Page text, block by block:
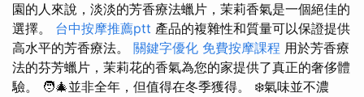
園的人來說，淡淡的芳香療法蠟片，茉莉香氣是一個絕佳的
選擇。 台中按摩推薦ptt 產品的複雜性和質量可以保證提供
高水平的芳香療法。 關鍵字優化 免費按摩課程 用於芳香療
法的芬芳蠟片，茉莉花的香氣為您的家提供了真正的奢侈體
驗。 🧑‍🎄並非全年，但值得在冬季獲得。 ❄️氣味並不濃